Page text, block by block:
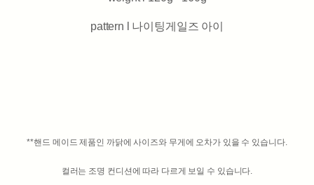
pattern l 나이팅게일즈 아이
**핸드 메이드 제품인 까닭에 사이즈와 무게에 오차가 있을 수 있습니다.
컬러는 조명 컨디션에 따라 다르게 보일 수 있습니다.